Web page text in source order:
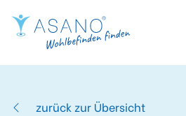
zurück zur Übersicht